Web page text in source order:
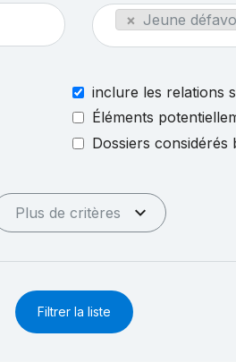
× Jeune
inclure les relations
Éléments
Dossiers considérés
Plus de critères
Filtrer la liste